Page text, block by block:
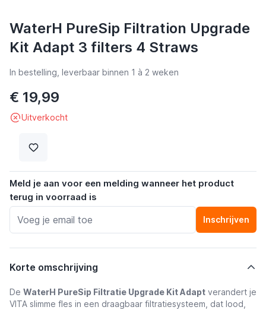
WaterH PureSip Filtration Upgrade
Kit Adapt 3 filters 4 Straws
In bestelling, leverbaar binnen 1 à 2 weken
€ 19,99
Uitverkocht
Meld je aan voor een melding wanneer het product
terug in voorraad is
Inschrijven
Korte omschrijving
De WaterH PureSip Filtratie Upgrade Kit Adapt verandert je
VITA slimme fles in een draagbaar filtratiesysteem, dat lood,